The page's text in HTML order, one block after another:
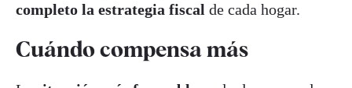
completo la estrategia fiscal de cada hogar.
Cuándo compensa más